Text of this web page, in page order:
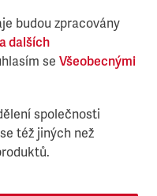
budou zpracovány
dalších
se Všeobecnými
společnosti
též jiných než